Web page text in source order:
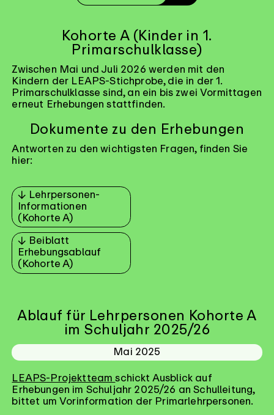
Kohorte A (Kinder in 1.
Primarschulklasse)
Zwischen Mai und Juli 2026 werden mit den
Kindern der LEAPS-Stichprobe, die in der 1.
Primarschulklasse sind, an ein bis zwei Vormittagen
erneut Erhebungen stattfinden.
Dokumente zu den Erhebungen
Antworten zu den wichtigsten Fragen, finden Sie
hier:
Lehrpersonen-
Informationen
(Kohorte A)
Beiblatt
Erhebungsablauf
(Kohorte A)
Ablauf für Lehrpersonen Kohorte A
im Schuljahr 2025/26
Mai 2025
LEAPS-Projektteamschickt Ausblick auf
Erhebungen im Schuljahr 2025/26 an Schulleitung,
bittet um Vorinformation der Primarlehrpersonen.